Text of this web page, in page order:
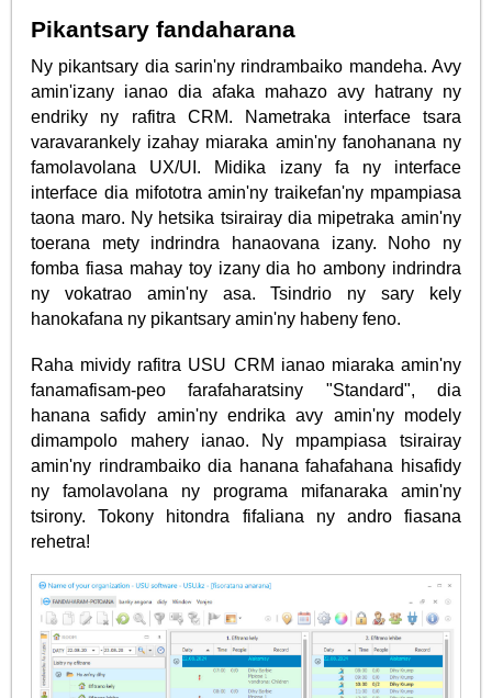
Pikantsary fandaharana
Ny pikantsary dia sarin'ny rindrambaiko mandeha. Avy
amin'izany ianao dia afaka mahazo avy hatrany ny
endriky ny rafitra CRM. Nametraka interface tsara
varavarankely izahay miaraka amin'ny fanohanana ny
famolavolana UX/UI. Midika izany fa ny interface
interface dia mifototra amin'ny traikefan'ny mpampiasa
taona maro. Ny hetsika tsirairay dia mipetraka amin'ny
toerana mety indrindra hanaovana izany. Noho ny
fomba fiasa mahay toy izany dia ho ambony indrindra
ny vokatrao amin'ny asa. Tsindrio ny sary kely
hanokafana ny pikantsary amin'ny habeny feno.
Raha mividy rafitra USU CRM ianao miaraka amin'ny
fanamafisam-peo farafaharatsiny "Standard", dia
hanana safidy amin'ny endrika avy amin'ny modely
dimampolo mahery ianao. Ny mpampiasa tsirairay
amin'ny rindrambaiko dia hanana fahafahana hisafidy
ny famolavolana ny programa mifanaraka amin'ny
tsirony. Tokony hitondra fifaliana ny andro fiasana
rehetra!